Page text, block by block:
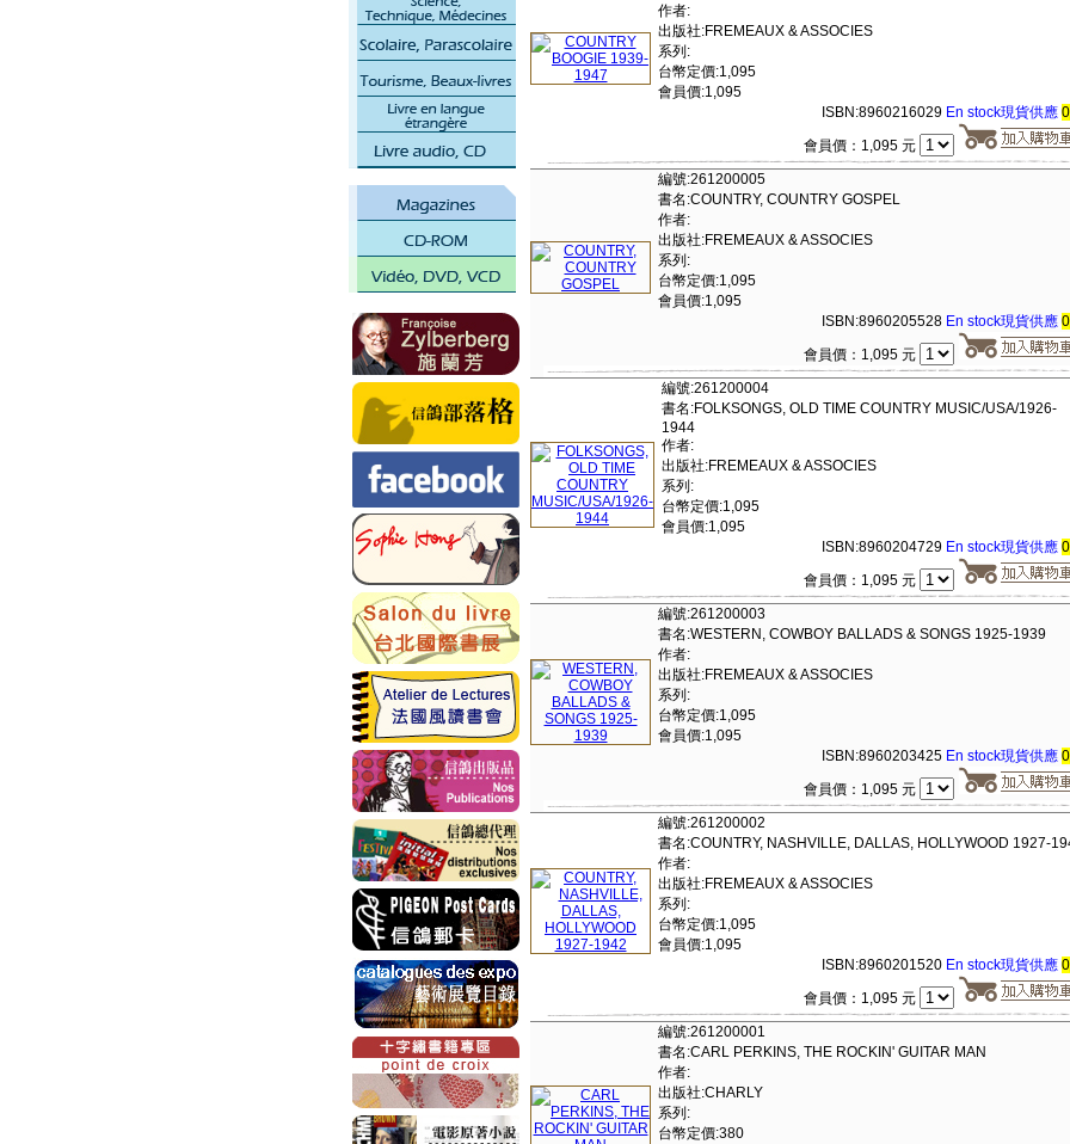
作者:
出版社:FREMEAUX & ASSOCIES
系列:
台幣定價:1,095
會員價:1,095
ISBN:8960216029 En stock現貨供應
會員價：1,095 元
編號:261200005
書名:COUNTRY, COUNTRY GOSPEL
作者:
出版社:FREMEAUX & ASSOCIES
系列:
台幣定價:1,095
會員價:1,095
ISBN:8960205528 En stock現貨供應
會員價：1,095 元
編號:261200004
書名:FOLKSONGS, OLD TIME COUNTRY MUSIC/USA/1926-
1944
作者:
出版社:FREMEAUX & ASSOCIES
系列:
台幣定價:1,095
會員價:1,095
ISBN:8960204729 En stock現貨供應
會員價：1,095 元
編號:261200003
書名:WESTERN, COWBOY BALLADS & SONGS 1925-1939
作者:
出版社:FREMEAUX & ASSOCIES
系列:
台幣定價:1,095
會員價:1,095
ISBN:8960203425 En stock現貨供應
會員價：1,095 元
編號:261200002
書名:COUNTRY, NASHVILLE, DALLAS, HOLLYWOOD 1927-
作者:
出版社:FREMEAUX & ASSOCIES
系列:
台幣定價:1,095
會員價:1,095
ISBN:8960201520 En stock現貨供應
會員價：1,095 元
編號:261200001
書名:CARL PERKINS, THE ROCKIN' GUITAR MAN
作者:
出版社:CHARLY
系列:
台幣定價:380